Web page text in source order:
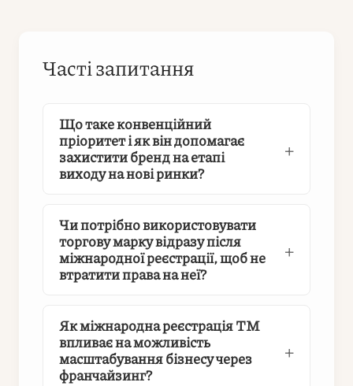
Часті запитання
Що таке конвенційний
пріоритет і як він допомагає
захистити бренд на етапі
виходу на нові ринки?
Чи потрібно використовувати
торгову марку відразу після
міжнародної реєстрації, щоб не
втратити права на неї?
Як міжнародна реєстрація ТМ
впливає на можливість
масштабування бізнесу через
франчайзинг?